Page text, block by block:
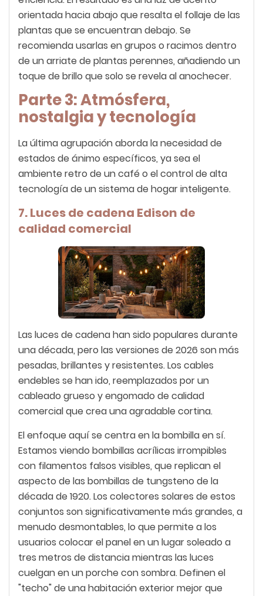
orientada hacia abajo que resalta el follaje de las
plantas que se encuentran debajo. Se
recomienda usarlas en grupos o racimos dentro
de un arriate de plantas perennes, añadiendo un
toque de brillo que solo se revela al anochecer.
Parte 3: Atmósfera,
nostalgia y tecnología
La última agrupación aborda la necesidad de
estados de ánimo específicos, ya sea el
ambiente retro de un café o el control de alta
tecnología de un sistema de hogar inteligente.
7. Luces de cadena Edison de
calidad comercial
Las luces de cadena han sido populares durante
una década, pero las versiones de 2026 son más
pesadas, brillantes y resistentes. Los cables
endebles se han ido, reemplazados por un
cableado grueso y engomado de calidad
comercial que crea una agradable cortina.
El enfoque aquí se centra en la bombilla en sí.
Estamos viendo bombillas acrílicas irrompibles
con filamentos falsos visibles, que replican el
aspecto de las bombillas de tungsteno de la
década de 1920. Los colectores solares de estos
conjuntos son significativamente más grandes, a
menudo desmontables, lo que permite a los
usuarios colocar el panel en un lugar soleado a
tres metros de distancia mientras las luces
cuelgan en un porche con sombra. Definen el
"techo" de una habitación exterior mejor que